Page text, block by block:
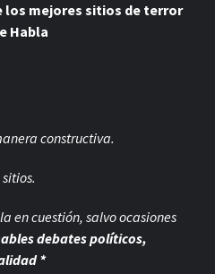
los mejores sitios de terror
Habla
constructiva.
en cuestión, salvo ocasiones
debates políticos,
*